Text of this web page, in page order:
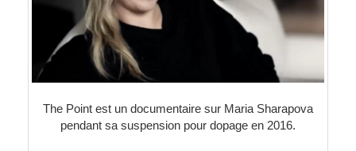
The Point est un documentaire sur Maria Sharapova
pendant sa suspension pour dopage en 2016.